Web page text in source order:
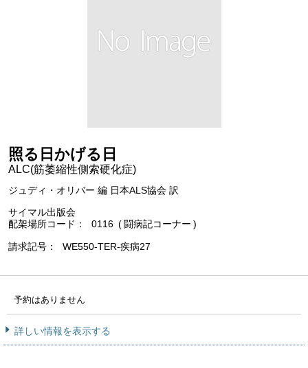
照る日かげる日
ALC(筋萎縮性側索硬化症)
ジュディ・オリバー 編 日本ALS協会 訳
サイマル出版会
配架場所コード
0116 闘病記コーナー
請求記号 WE550-TER-疾病27
予約はありません
詳しい情報を表示する